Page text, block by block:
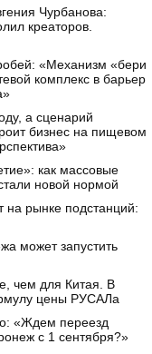
Чурбанова:
креаторов.
«Механизм «бери
комплекс в барьер
а сценарий
бизнес на пищевом
как массовые
новой нормой
на рынке подстанций:
может запустить
чем для Китая. В
цены РУСАЛа
«Ждем переезд
с 1 сентября?»